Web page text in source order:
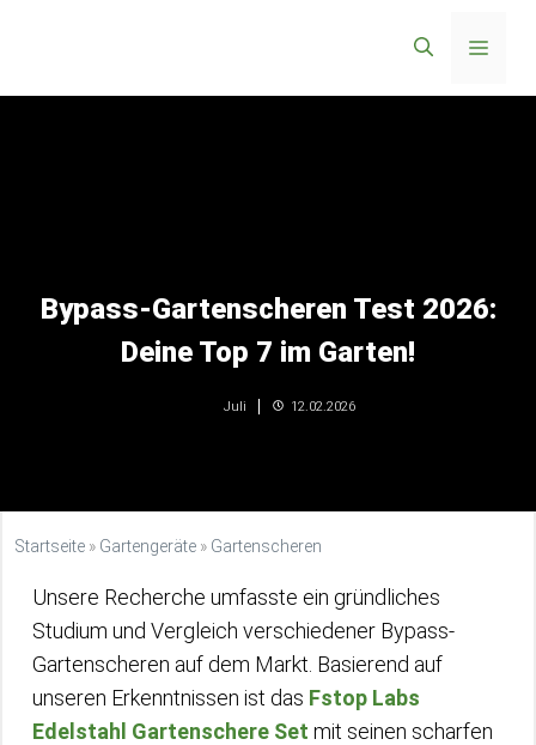
Menü
Bypass-Gartenscheren Test 2026:
Deine Top 7 im Garten!
Juli 12.02.2026
Startseite » Gartengeräte » Gartenscheren
Unsere Recherche umfasste ein gründliches
Studium und Vergleich verschiedener Bypass-
Gartenscheren auf dem Markt. Basierend auf
unseren Erkenntnissen ist das Fstop Labs
Edelstahl Gartenschere Set mit seinen scharfen